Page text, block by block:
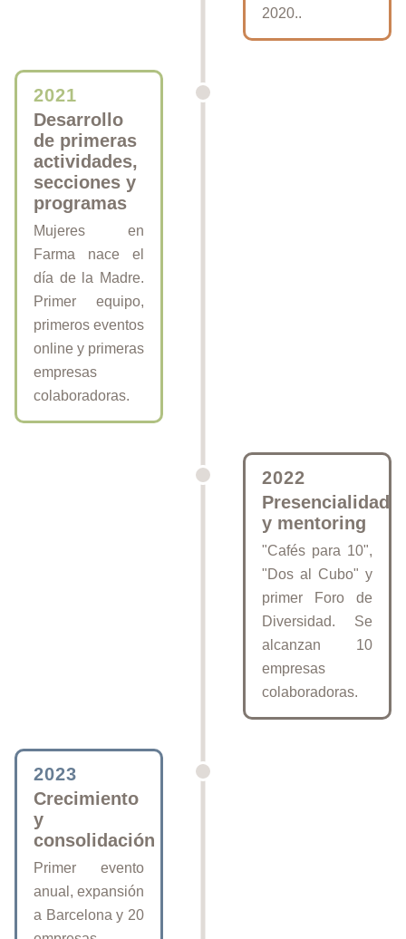
2020..
2021
Desarrollo
de primeras
actividades,
secciones y
programas
Mujeres en
Farma nace el
día de la Madre.
Primer equipo,
primeros eventos
online y primeras
empresas
colaboradoras.
2022
Presencialidad
y mentoring
"Cafés para 10",
"Dos al Cubo" y
primer Foro de
Diversidad. Se
alcanzan 10
empresas
colaboradoras.
2023
Crecimiento
y
consolidación
Primer evento
anual, expansión
a Barcelona y 20